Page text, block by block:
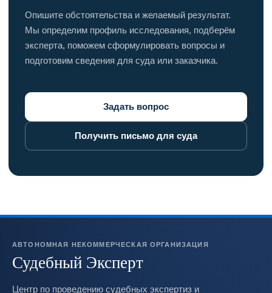
Опишите обстоятельства и желаемый результат.
Мы определим профиль исследования, подберём
эксперта, поможем сформулировать вопросы и
подготовим сведения для суда или заказчика.
Задать вопрос
Получить письмо для суда
АВТОНОМНАЯ НЕКОММЕРЧЕСКАЯ ОРГАНИЗАЦИЯ
Судебный Эксперт
Центр по проведению судебных экспертиз и